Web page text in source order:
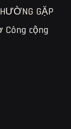
GẶP
Công cộng